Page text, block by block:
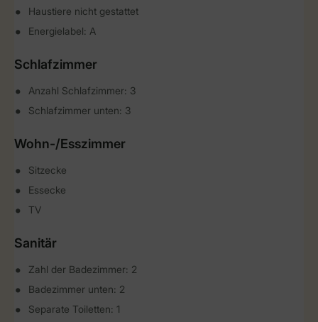
Haustiere nicht gestattet
Energielabel: A
Schlafzimmer
Anzahl Schlafzimmer: 3
Schlafzimmer unten: 3
Wohn-/Esszimmer
Sitzecke
Essecke
TV
Sanitär
Zahl der Badezimmer: 2
Badezimmer unten: 2
Separate Toiletten: 1